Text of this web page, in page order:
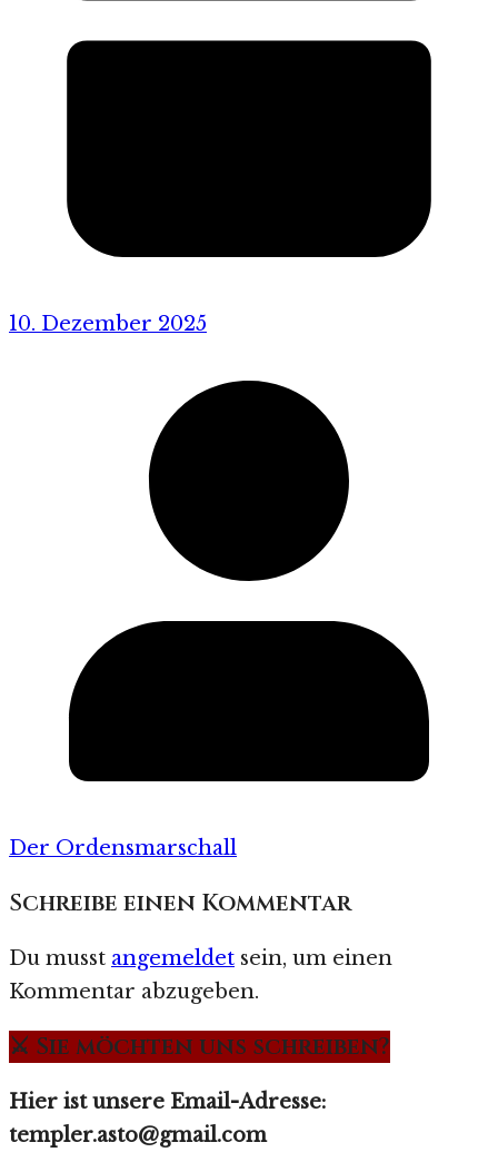
10. Dezember 2025
Der Ordensmarschall
Schreibe einen Kommentar
Du musst angemeldet sein, um einen
Kommentar abzugeben.
⚔️ Sie möchten uns schreiben?
Hier ist unsere Email-Adresse:
templer.asto@gmail.com